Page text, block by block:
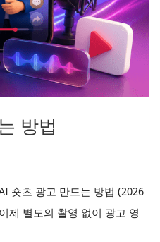
방법
숏츠 광고 만드는 방법 (2026
제 별도의 촬영 없이 광고 영